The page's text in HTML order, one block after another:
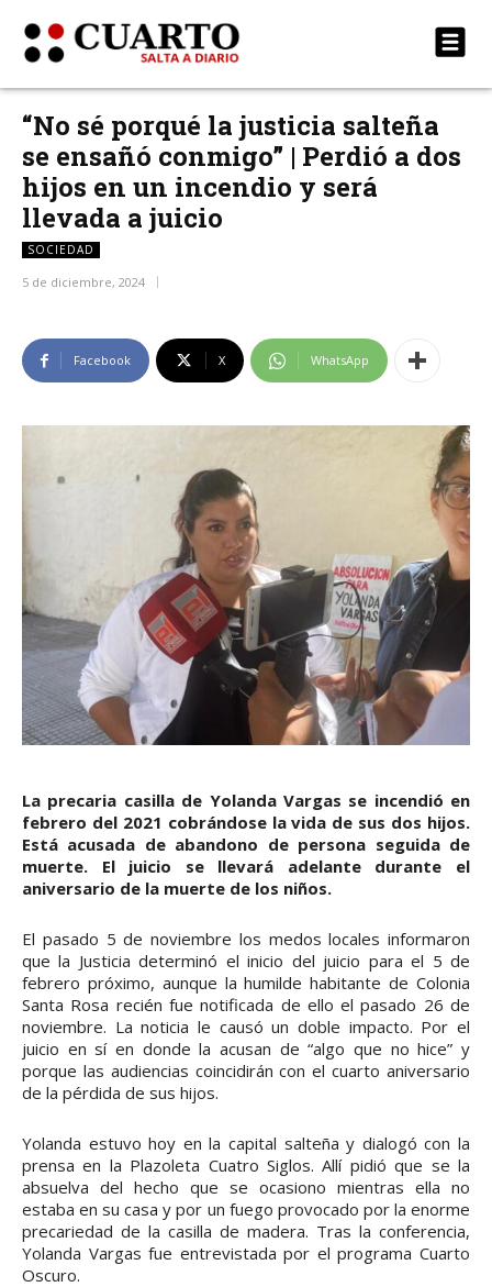
“No sé porqué la justicia salteña
se ensañó conmigo” | Perdió a dos
hijos en un incendio y será
llevada a juicio
SOCIEDAD
5 de diciembre, 2024
Facebook X WhatsApp
La precaria casilla de Yolanda Vargas se incendió en
febrero del 2021 cobrándose la vida de sus dos hijos.
Está acusada de abandono de persona seguida de
muerte. El juicio se llevará adelante durante el
aniversario de la muerte de los niños.
El pasado 5 de noviembre los medos locales informaron
que la Justicia determinó el inicio del juicio para el 5 de
febrero próximo, aunque la humilde habitante de Colonia
Santa Rosa recién fue notificada de ello el pasado 26 de
noviembre. La noticia le causó un doble impacto. Por el
juicio en sí en donde la acusan de “algo que no hice” y
porque las audiencias coincidirán con el cuarto aniversario
de la pérdida de sus hijos.
Yolanda estuvo hoy en la capital salteña y dialogó con la
prensa en la Plazoleta Cuatro Siglos. Allí pidió que se la
absuelva del hecho que se ocasiono mientras ella no
estaba en su casa y por un fuego provocado por la enorme
precariedad de la casilla de madera. Tras la conferencia,
Yolanda Vargas fue entrevistada por el programa Cuarto
Oscuro.